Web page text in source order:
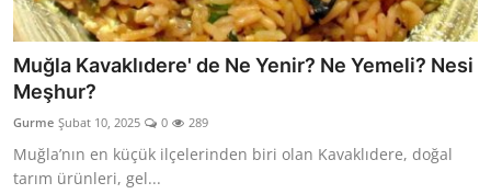
Muğla Kavaklıdere' de Ne Yenir? Ne Yemeli? Nesi
Meşhur?
Gurme Şubat 10, 2025 0 289
Muğla’nın en küçük ilçelerinden biri olan Kavaklıdere, doğal
tarım ürünleri, gel...